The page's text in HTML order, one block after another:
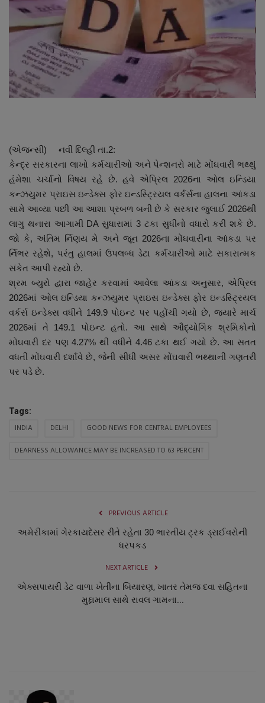
About Author
Contact
Dipotsav Special
આંતરરાષ્ટ્રીય
ગુજરાત
જુનાગઢ
Support US
બજારના સમાચાર
નાણાંકીય સમાચાર
સ્થાનિક સમાચાર
સ્પોર્ટ્સ
રાશિફળ
બોલિવૂડ
(એજન્સી) નવી દિલ્હી તા.2:
કેન્દ્ર સરકારના લાખો કર્મચારીઓ અને પેન્શનરો માટે મોંઘવારી ભથ્થું
હંમેશા ચર્ચાનો વિષય રહે છે. હવે એપ્રિલ 2026ના ઓલ ઇન્ડિયા
કન્ઝયુમર પ્રાઇસ ઇન્ડેક્સ ફોર ઇન્ડસ્ટ્રિયલ વર્કર્સના હાલના આંકડા
સામે આવ્યા પછી આ આશા પ્રબળ બની છે કે સરકાર જુલાઈ 2026થી
લાગુ થનારા આગામી DA સુધારામાં 3 ટકા સુધીનો વધારો કરી શકે છે.
જો કે, અંતિમ ર્નિણય મે અને જૂન 2026ના મોંઘવારીના આંકડા પર
ર્નિભર રહેશે, પરંતુ હાલમાં ઉપલબ્ધ ડેટા કર્મચારીઓ માટે સકારાત્મક
સંકેત આપી રહ્યો છે.
શ્રમ બ્યુરો દ્વારા જાહેર કરવામાં આવેલા આંકડા અનુસાર, એપ્રિલ
2026માં ઓલ ઇન્ડિયા કન્ઝયુમર પ્રાઇસ ઇન્ડેક્સ ફોર ઇન્ડસ્ટ્રિયલ
વર્કર્સ ઇન્ડેક્સ વધીને 149.9 પોઇન્ટ પર પહોંચી ગયો છે, જ્યારે માર્ચ
2026માં તે 149.1 પોઇન્ટ હતો. આ સાથે ઔદ્યોગિક શ્રમિકોનો
મોંઘવારી દર પણ 4.27% થી વધીને 4.46 ટકા થઈ ગયો છે. આ સતત
વધતી મોંઘવારી દર્શાવે છે, જેની સીધી અસર મોંઘવારી ભથ્થાની ગણતરી
પર પડે છે.
Tags:
INDIA DELHI
GOOD NEWS FOR CENTRAL EMPLOYEES
DEARNESS ALLOWANCE MAY BE INCREASED TO 63 PERCENT
PREVIOUS ARTICLE
અમેરીકામાં ગેરકાયદેસર રીતે રહેતા 30 ભારતીય ટ્રક ડ્રાઈવરોની
ધરપકડ
NEXT ARTICLE
એક્સપાયરી ડેટ વાળા ખેતીના બિયારણ, ખાતર તેમજ દવા સહિતના
મુદ્દામાલ સાથે રાવલ ગામના...